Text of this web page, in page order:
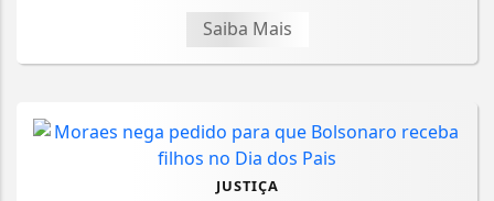
Saiba Mais
JUSTIÇA